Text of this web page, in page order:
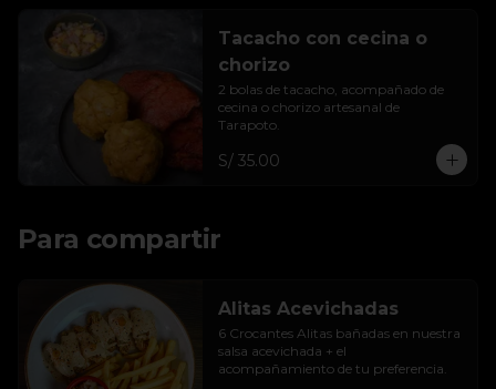
Tacacho con cecina o
chorizo
2 bolas de tacacho, acompañado de
cecina o chorizo artesanal de
Tarapoto.
S/ 35.00
Para compartir
Alitas Acevichadas
6 Crocantes Alitas bañadas en nuestra
salsa acevichada + el
acompañamiento de tu preferencia.